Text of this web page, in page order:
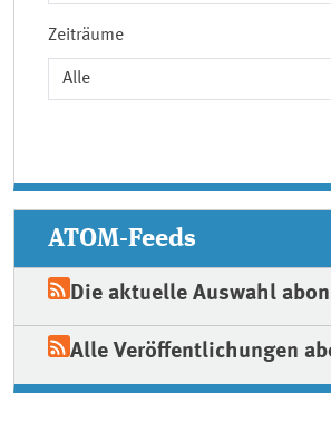
Zeiträume
ATOM-Feeds
Die aktuelle Auswahl
Alle Veröffentlichungen